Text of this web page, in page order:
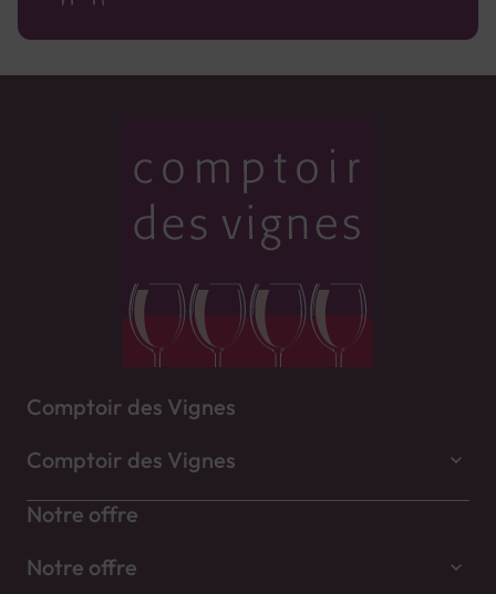
Comptoir des Vignes
Comptoir des Vignes
Notre offre
Notre offre